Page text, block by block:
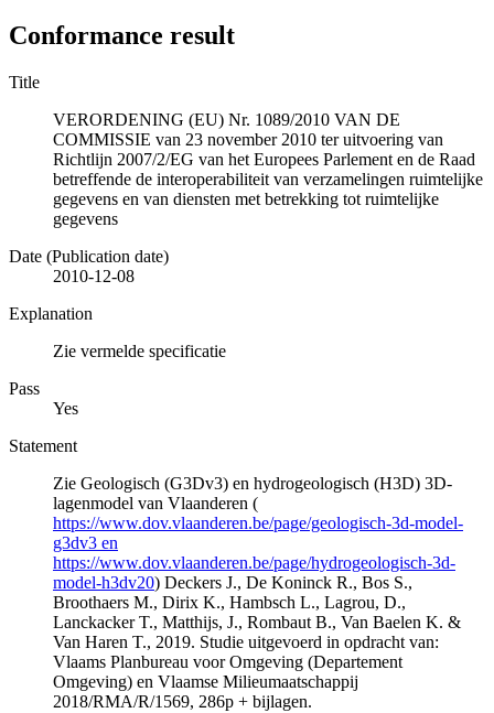
Conformance result
Title
VERORDENING (EU) Nr. 1089/2010 VAN DE
COMMISSIE van 23 november 2010 ter uitvoering van
Richtlijn 2007/2/EG van het Europees Parlement en de Raad
betreffende de interoperabiliteit van verzamelingen ruimtelijke
gegevens en van diensten met betrekking tot ruimtelijke
gegevens
Date (Publication date)
2010-12-08
Explanation
Zie vermelde specificatie
Pass
Yes
Statement
Zie Geologisch (G3Dv3) en hydrogeologisch (H3D) 3D-
lagenmodel van Vlaanderen (
https://www.dov.vlaanderen.be/page/geologisch-3d-model-
g3dv3 en
https://www.dov.vlaanderen.be/page/hydrogeologisch-3d-
model-h3dv20) Deckers J., De Koninck R., Bos S.,
Broothaers M., Dirix K., Hambsch L., Lagrou, D.,
Lanckacker T., Matthijs, J., Rombaut B., Van Baelen K. &
Van Haren T., 2019. Studie uitgevoerd in opdracht van:
Vlaams Planbureau voor Omgeving (Departement
Omgeving) en Vlaamse Milieumaatschappij
2018/RMA/R/1569, 286p + bijlagen.